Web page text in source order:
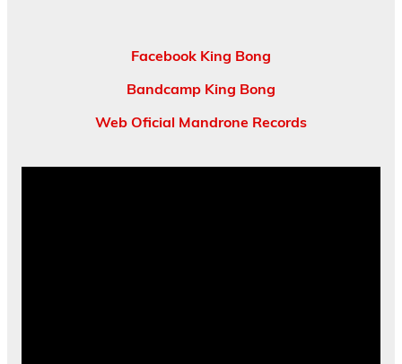
Facebook King Bong
Bandcamp King Bong
Web Oficial Mandrone Records